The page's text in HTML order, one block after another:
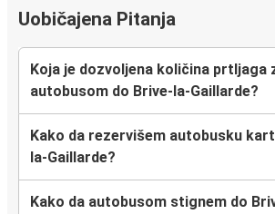
Uobičajena Pitanja
Koja je dozvoljena količina prtljaga
autobusom do Brive-la-Gaillarde?
Kako da rezervišem autobusku
la-Gaillarde?
Kako da autobusom stignem do